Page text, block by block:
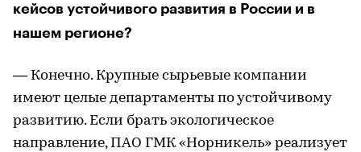
кейсов устойчивого развития в России и в
нашем регионе?
— Конечно. Крупные сырьевые компании
имеют целые департаменты по устойчивому
развитию. Если брать экологическое
направление, ПАО ГМК «Норникель» реализует